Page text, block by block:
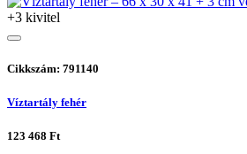
+3 kivitel
Cikkszám: 791140
Víztartály fehér
123 468 Ft